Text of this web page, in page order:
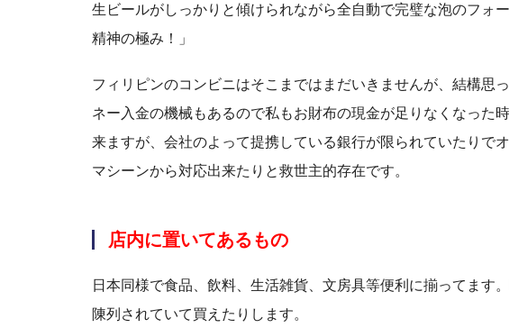
生ビールがしっかりと傾けられながら全自動で完璧な泡のフォ
精神の極み！」
フィリピンのコンビニはそこまではまだいきませんが、結構思
ネー入金の機械もあるので私もお財布の現金が足りなくなった
来ますが、会社のよって提携している銀行が限られていたりで
マシーンから対応出来たりと救世主的存在です。
店内に置いてあるもの
日本同様で食品、飲料、生活雑貨、文房具等便利に揃ってます
陳列されていて買えたりします。